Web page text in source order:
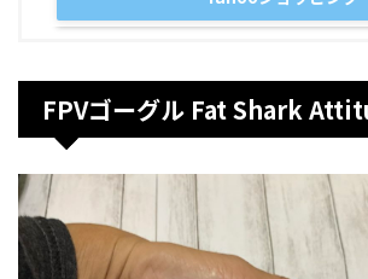
FPVゴーグル Fat Shark